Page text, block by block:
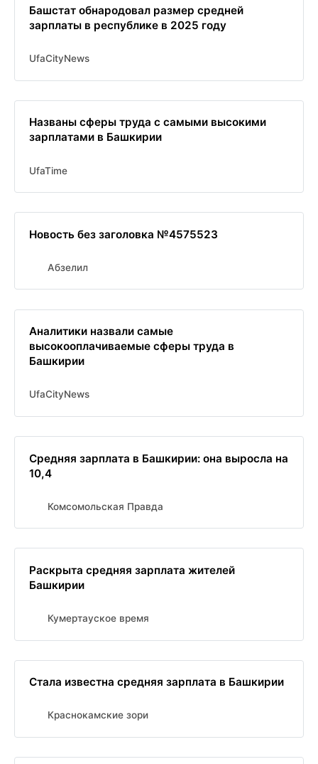
Башстат обнародовал размер средней
зарплаты в республике в 2025 году
UfaCityNews
Названы сферы труда с самыми высокими
зарплатами в Башкирии
UfaTime
Новость без заголовка №4575523
Абзелил
Аналитики назвали самые
высокооплачиваемые сферы труда в
Башкирии
UfaCityNews
Средняя зарплата в Башкирии: она выросла на
10,4
Комсомольская Правда
Раскрыта средняя зарплата жителей
Башкирии
Кумертауское время
Стала известна средняя зарплата в Башкирии
Краснокамские зори